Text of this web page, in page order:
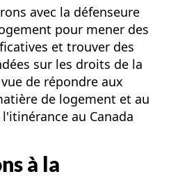
avec la défenseure
pour mener des
et trouver des
sur les droits de la
de répondre aux
de logement et au
au Canada
à la